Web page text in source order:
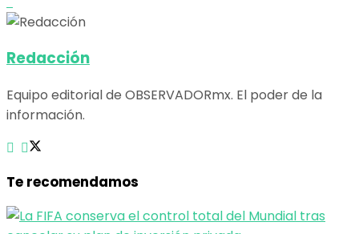
Redacción
Equipo editorial de OBSERVADORmx. El poder de la
información.
Te recomendamos